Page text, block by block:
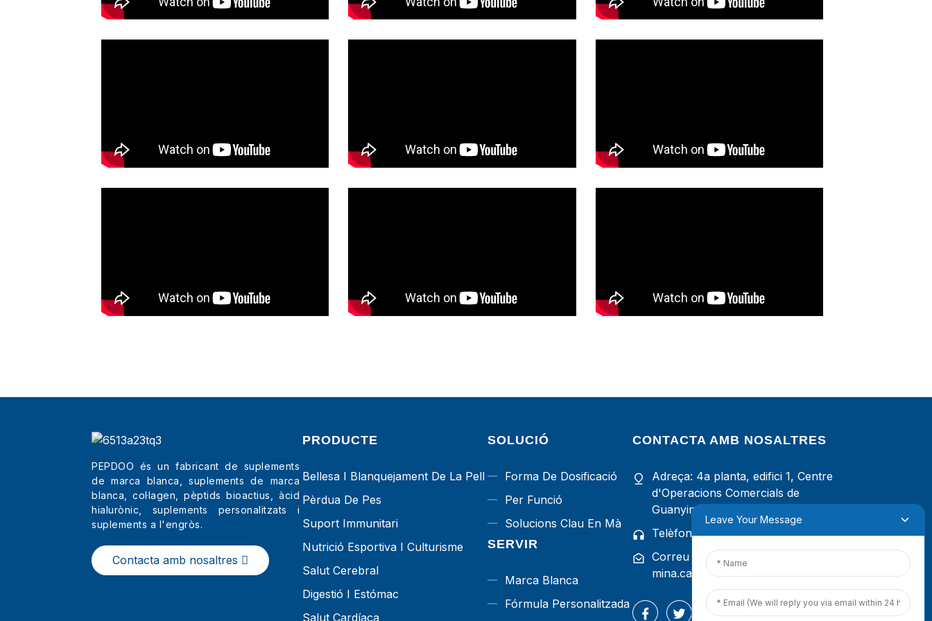
PEPDOO és un fabricant de suplements
de marca blanca, suplements de marca
blanca, col·lagen, pèptids bioactius, àcid
hialurònic, suplements personalitzats i
suplements a l'engròs.
Contacta amb nosaltres
PRODUCTE
Bellesa I Blanquejament De La Pell
Pèrdua De Pes
Suport Immunitari
Nutrició Esportiva I Culturisme
Salut Cerebral
Digestió I Estómac
Salut Cardíaca
SOLUCIÓ
Forma De Dosificació
Per Funció
Solucions Clau En Mà
SERVIR
Marca Blanca
Fórmula Personalitzada
CONTACTA AMB NOSALTRES
Adreça: 4a planta, edifici 1, Centre
d'Operacions Comercials de
Guanyinshan, Xiamen, Fujian, Xina
Telèfon: +86 18965423693
Correu electrònic:
mina.cao@foxmail.com
Leave Your Message